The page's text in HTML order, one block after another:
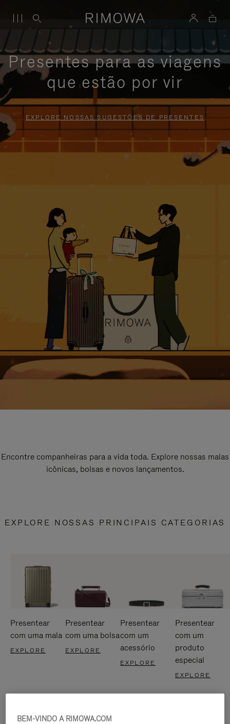
Presentes para as viagens
que estão por vir
EXPLORE NOSSAS SUGESTÕES DE PRESENTES
Encontre companheiras para a vida toda. Explore nossas malas
icônicas, bolsas e novos lançamentos.
EXPLORE NOSSAS PRINCIPAIS CATEGORIAS
Presentear
com uma mala
EXPLORE
Presentear
com uma bolsa
EXPLORE
Presentear
com um
acessório
EXPLORE
Presentear
com um
produto
especial
EXPLORE
BEM-VINDO A RIMOWA.COM